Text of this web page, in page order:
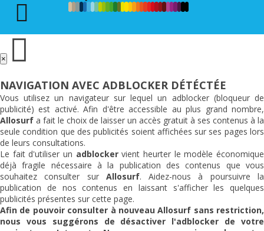
×
NAVIGATION AVEC ADBLOCKER DÉTÉCTÉE
Vous utilisez un navigateur sur lequel un adblocker (bloqueur de
publicité) est activé. Afin d'être accessible au plus grand nombre,
Allosurf a fait le choix de laisser un accès gratuit à ses contenus à la
seule condition que des publicités soient affichées sur ses pages lors
de leurs consultations.
Le fait d'utiliser un adblockervient heurter le modèle économique
déjà fragile nécessaire à la publication des contenus que vous
souhaitez consulter sur Allosurf. Aidez-nous à poursuivre la
publication de nos contenus en laissant s'afficher les quelques
publicités présentes sur cette page.
Afin de pouvoir consulter à nouveauAllosurf sans restriction,
nous vous suggérons de désactiver l'adblocker de votre